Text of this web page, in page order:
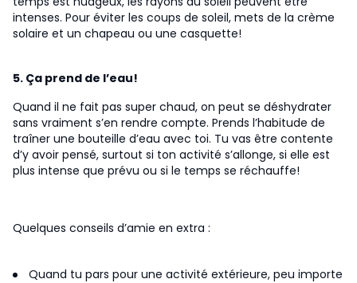
intenses. Pour éviter les coups de soleil, mets de la crème
solaire et un chapeau ou une casquette!
5. Ça prend de l’eau!
Quand il ne fait pas super chaud, on peut se déshydrater
sans vraiment s’en rendre compte. Prends l’habitude de
traîner une bouteille d’eau avec toi. Tu vas être contente
d’y avoir pensé, surtout si ton activité s’allonge, si elle est
plus intense que prévu ou si le temps se réchauffe!
Quelques conseils d’amie en extra :
Quand tu pars pour une activité extérieure, peu importe